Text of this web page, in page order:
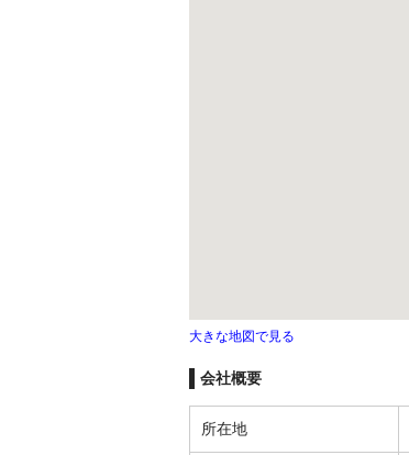
大きな地図で見る
会社概要
所在地